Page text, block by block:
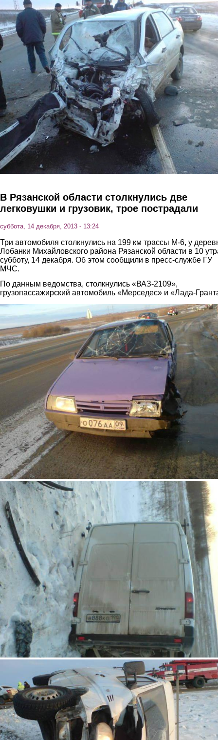
Перейти к основному содержанию
В Рязанской области столкнулись две
легковушки и грузовик, трое пострадали
суббота, 14 декабря, 2013 - 13:24
Три автомобиля столкнулись на 199 км трассы М-6, у
Лобанки Михайловского района Рязанской области в 10
субботу, 14 декабря. Об этом сообщили в пресс-службе ГУ
МЧС.
По данным ведомства, столкнулись «ВАЗ-2109»,
грузопассажирский автомобиль «Мерседес» и «Лада-
2.jpg